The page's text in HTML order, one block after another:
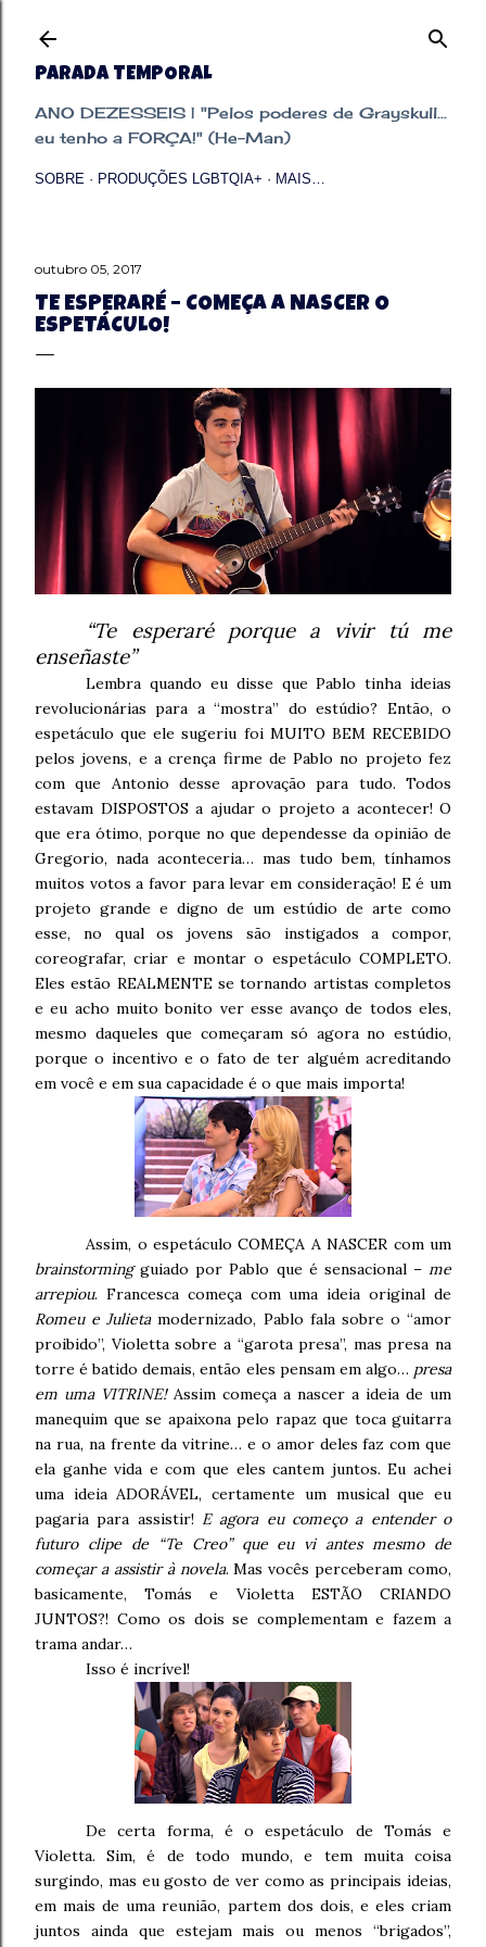
PARADA TEMPORAL
ANO DEZESSEIS | "Pelos poderes de Grayskull...
eu tenho a FORÇA!" (He-Man)
SOBRE PRODUÇÕES LGBTQIA+ MAIS…
outubro 05, 2017
TE ESPERARÉ – COMEÇA A NASCER O
ESPETÁCULO!
“Te esperaré porque a vivir tú me
enseñaste”
Lembra quando eu disse que Pablo tinha ideias
revolucionárias para a “mostra” do estúdio? Então, o
espetáculo que ele sugeriu foi MUITO BEM RECEBIDO
pelos jovens, e a crença firme de Pablo no projeto fez
com que Antonio desse aprovação para tudo. Todos
estavam DISPOSTOS a ajudar o projeto a acontecer! O
que era ótimo, porque no que dependesse da opinião de
Gregorio, nada aconteceria… mas tudo bem, tínhamos
muitos votos a favor para levar em consideração! E é um
projeto grande e digno de um estúdio de arte como
esse, no qual os jovens são instigados a compor,
coreografar, criar e montar o espetáculo COMPLETO.
Eles estão REALMENTE se tornando artistas completos
e eu acho muito bonito ver esse avanço de todos eles,
mesmo daqueles que começaram só agora no estúdio,
porque o incentivo e o fato de ter alguém acreditando
em você e em sua capacidade é o que mais importa!
Assim, o espetáculo COMEÇA A NASCER com um
brainstormingguiado por Pablo que é sensacional – me
arrepiou. Francesca começa com uma ideia original de
Romeu e Julietamodernizado, Pablo fala sobre o “amor
proibido”, Violetta sobre a “garota presa”, mas presa na
torre é batido demais, então eles pensam em algo… presa
em uma VITRINE!Assim começa a nascer a ideia de um
manequim que se apaixona pelo rapaz que toca guitarra
na rua, na frente da vitrine… e o amor deles faz com que
ela ganhe vida e com que eles cantem juntos. Eu achei
uma ideia ADORÁVEL, certamente um musical que eu
pagaria para assistir! E agora eu começo a entender o
futuro clipe de “Te Creo” que eu vi antes mesmo de
começar a assistir à novela. Mas vocês perceberam como,
basicamente, Tomás e Violetta ESTÃO CRIANDO
JUNTOS?! Como os dois se complementam e fazem a
trama andar…
Isso é incrível!
De certa forma, é o espetáculo de Tomás e
Violetta. Sim, é de todo mundo, e tem muita coisa
surgindo, mas eu gosto de ver como as principais ideias,
em mais de uma reunião, partem dos dois, e eles criam
juntos ainda que estejam mais ou menos “brigados”,